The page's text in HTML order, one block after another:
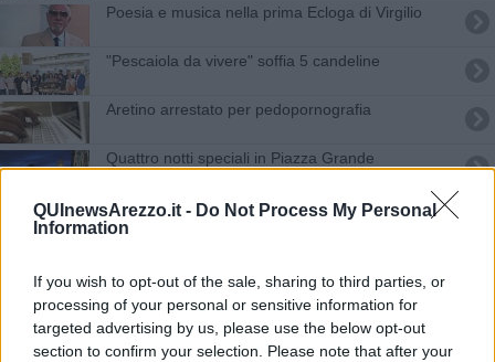
QUInewsArezzo.it - Do Not Process My Personal
Information
If you wish to opt-out of the sale, sharing to third parties, or
processing of your personal or sensitive information for
targeted advertising by us, please use the below opt-out
section to confirm your selection. Please note that after your
Poesia e musica nella prima Ecloga di Virgilio
"Pescaiola da vivere" soffia 5 candeline
Aretino arrestato per pedopornografia
Quattro notti speciali in Piazza Grande
Via Vittorio Veneto chiusa per divertimento
Quattro milioni per la sicurezza delle strade
Kilowatt Festival, oggi "si gira" il secondo atto